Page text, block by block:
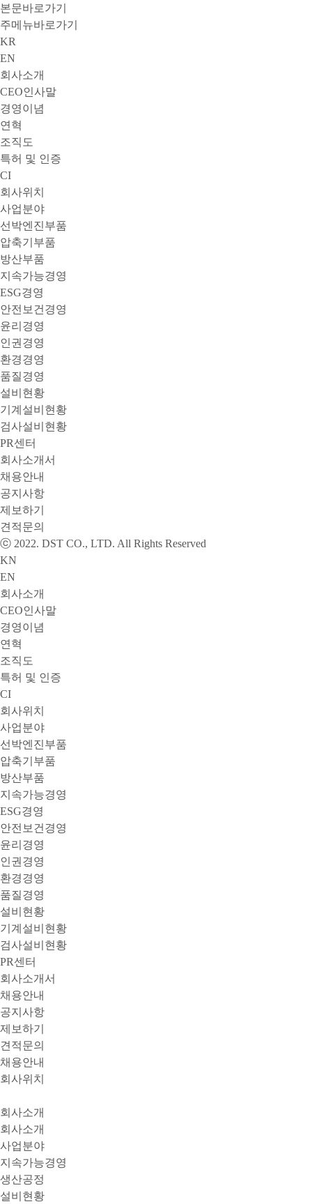
본문바로가기
주메뉴바로가기
KR
EN
회사소개
CEO인사말
경영이념
연혁
조직도
특허 및 인증
CI
회사위치
사업분야
선박엔진부품
압축기부품
방산부품
지속가능경영
ESG경영
안전보건경영
윤리경영
인권경영
환경경영
품질경영
설비현황
기계설비현황
검사설비현황
PR센터
회사소개서
채용안내
공지사항
제보하기
견적문의
ⓒ 2022. DST CO., LTD. All Rights Reserved
KN
EN
회사소개
CEO인사말
경영이념
연혁
조직도
특허 및 인증
CI
회사위치
사업분야
선박엔진부품
압축기부품
방산부품
지속가능경영
ESG경영
안전보건경영
윤리경영
인권경영
환경경영
품질경영
설비현황
기계설비현황
검사설비현황
PR센터
회사소개서
채용안내
공지사항
제보하기
견적문의
채용안내
회사위치
회사소개
회사소개
사업분야
지속가능경영
생산공정
설비현황